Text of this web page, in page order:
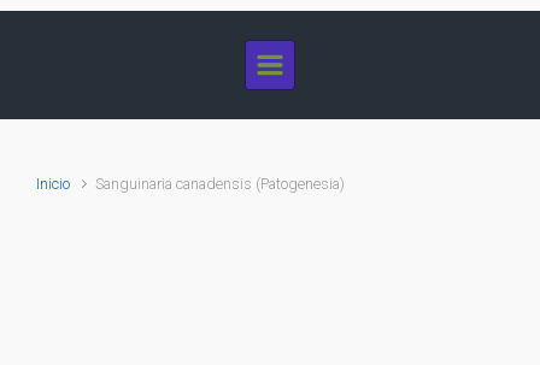
Inicio Sanguinaria canadensis (Patogenesia)